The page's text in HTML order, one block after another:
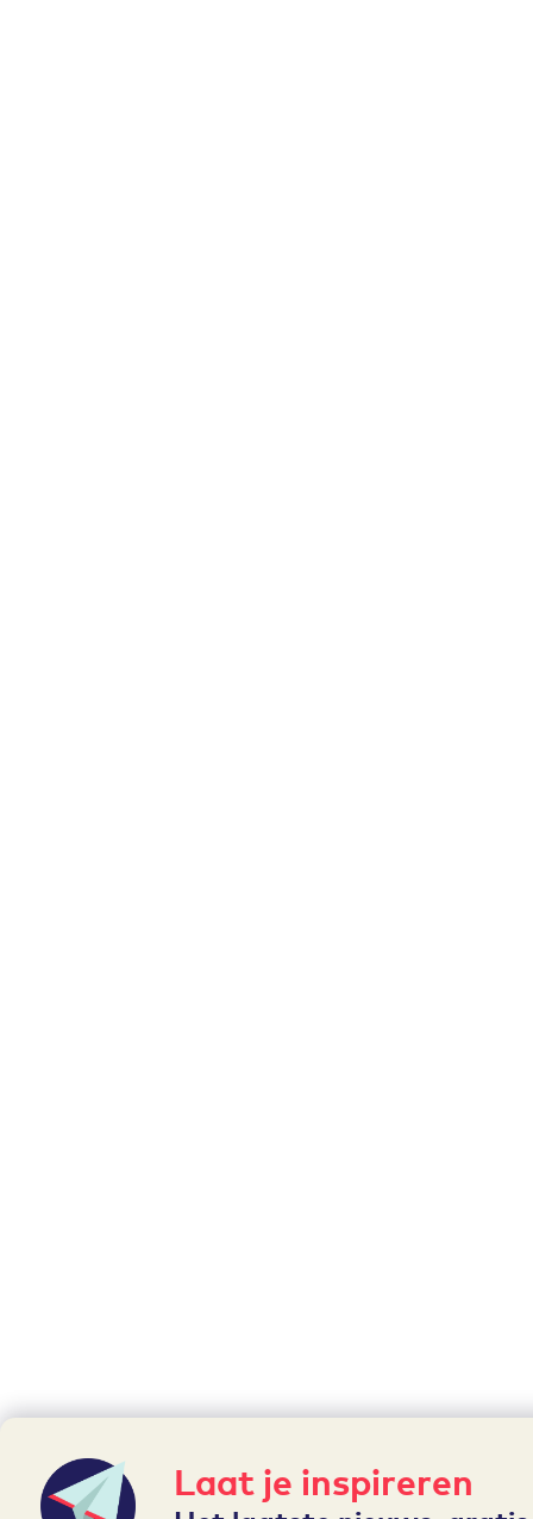
Laat je inspireren